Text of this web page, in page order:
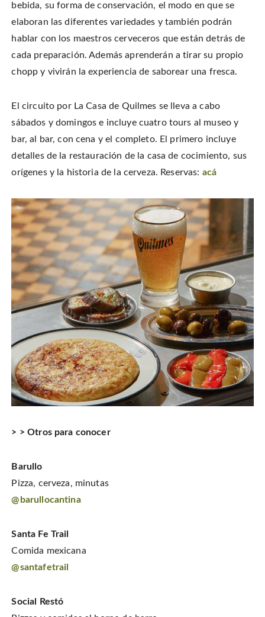
bebida, su forma de conservación, el modo en que se
elaboran las diferentes variedades y también podrán
hablar con los maestros cerveceros que están detrás de
cada preparación. Además aprenderán a tirar su propio
chopp y vivirán la experiencia de saborear una fresca.
El circuito por La Casa de Quilmes se lleva a cabo
sábados y domingos e incluye cuatro tours al museo y
bar, al bar, con cena y el completo. El primero incluye
detalles de la restauración de la casa de cocimiento, sus
orígenes y la historia de la cerveza. Reservas: acá
> > Otros para conocer
Barullo
Pizza, cerveza, minutas
@barullocantina
Santa Fe Trail
Comida mexicana
@santafetrail
Social Restó